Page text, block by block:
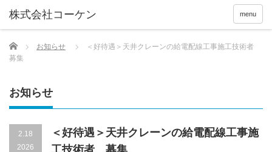
menu
Home お知らせ
＜好待遇＞天井クレーンの給電配線工事施工技術者
募集
お知らせ
2.18
2026
＜好待遇＞天井クレーンの給電配線工事施
工技術者 募集